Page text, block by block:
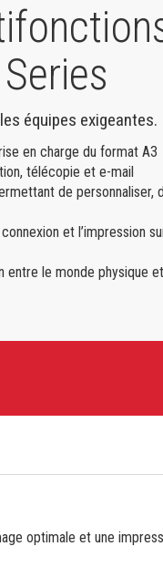
équipes exigeantes.
en charge du format A3
télécopie et e-mail
de personnaliser,
et l’impression
le monde physique
optimale et une